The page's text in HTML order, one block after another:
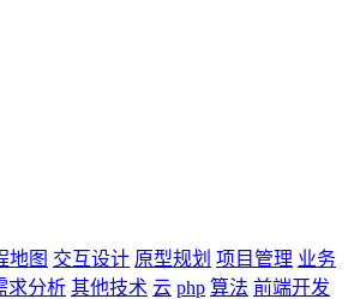
地图 交互设计 原型规划 项目管理 业务
求分析 其他技术 云 php 算法 前端开发